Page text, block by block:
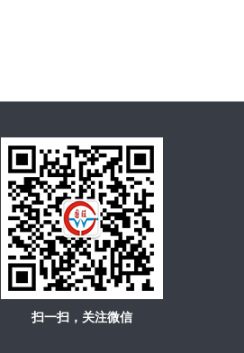
扫一扫，关注微信